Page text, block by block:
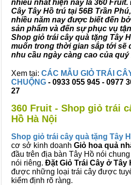
nhiều nhất hiện nay là 360
Cây Tây Hồ trú tại 56B Trần
nhiều năm nay được biết đến
sản phẩm và đến sự phục vụ
Shop giỏ trái cây quà tặng Tây
muốn trong thời gian sắp tới sẽ
nhu cầu ngày càng cao của quý
Xem tại: CÁC MẪU GIỎ TRÁI
CHUỘNG - 0933 055 945 - 0977
27
360 Fruit - Shop giỏ trái
Hồ Hà Nội
Shop giỏ trái cây quà tặng Tây
cơ sở kinh doanh Giỏ hoa quả
đầu trên địa bàn Tây Hồ nói
nói riêng. Đặt Giỏ Trái Cây ở Tây
được những loại trái cây được
kiểm định rõ ràng.